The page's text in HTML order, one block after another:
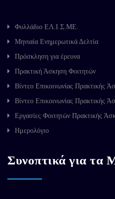
Φυλλάδιο ΕΛ.Ι.Σ.ΜΕ.
Μηνιαία Ενημερωτικά Δελτία
Πρόσκληση για έρευνα
Πρακτική Άσκηση Φοιτητών
Βίντεο Επικοινωνίας Πρακτικής
Βίντεο Επικοινωνίας Πρακτικής
Εργασίες Φοιτητών Πρακτικής
Ημερολόγιο
Συνοπτικά για τα